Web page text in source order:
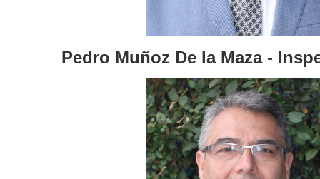
Pedro Muñoz De la Maza -